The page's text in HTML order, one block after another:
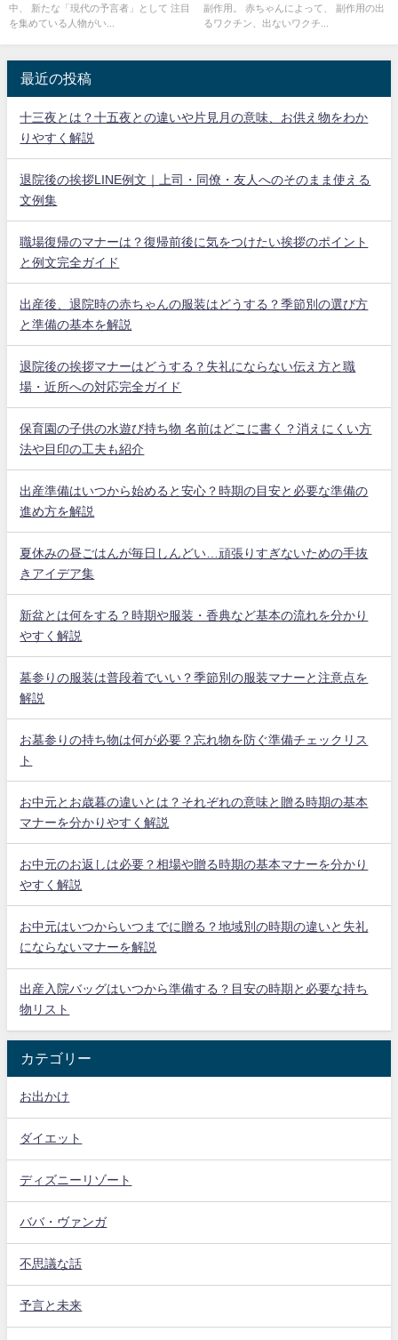
中、 新たな「現代の予言者」として 注目
を集めている人物がい...
副作用。 赤ちゃんによって、 副作用の出
るワクチン、出ないワクチ...
最近の投稿
十三夜とは？十五夜との違いや片見月の意味、お供え物をわか
りやすく解説
退院後の挨拶LINE例文｜上司・同僚・友人へのそのまま使える
文例集
職場復帰のマナーは？復帰前後に気をつけたい挨拶のポイント
と例文完全ガイド
出産後、退院時の赤ちゃんの服装はどうする？季節別の選び方
と準備の基本を解説
退院後の挨拶マナーはどうする？失礼にならない伝え方と職
場・近所への対応完全ガイド
保育園の子供の水遊び持ち物 名前はどこに書く？消えにくい方
法や目印の工夫も紹介
出産準備はいつから始めると安心？時期の目安と必要な準備の
進め方を解説
夏休みの昼ごはんが毎日しんどい…頑張りすぎないための手抜
きアイデア集
新盆とは何をする？時期や服装・香典など基本の流れを分かり
やすく解説
墓参りの服装は普段着でいい？季節別の服装マナーと注意点を
解説
お墓参りの持ち物は何が必要？忘れ物を防ぐ準備チェックリス
ト
お中元とお歳暮の違いとは？それぞれの意味と贈る時期の基本
マナーを分かりやすく解説
お中元のお返しは必要？相場や贈る時期の基本マナーを分かり
やすく解説
お中元はいつからいつまでに贈る？地域別の時期の違いと失礼
にならないマナーを解説
出産入院バッグはいつから準備する？目安の時期と必要な持ち
物リスト
カテゴリー
お出かけ
ダイエット
ディズニーリゾート
ババ・ヴァンガ
不思議な話
予言と未来